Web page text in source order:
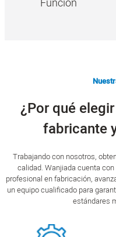
¿Por qué
fabricante
Trabajando con nosotros,
calidad. Wanjiada cuenta
profesional en fabricación,
un equipo cualificado para
estándares